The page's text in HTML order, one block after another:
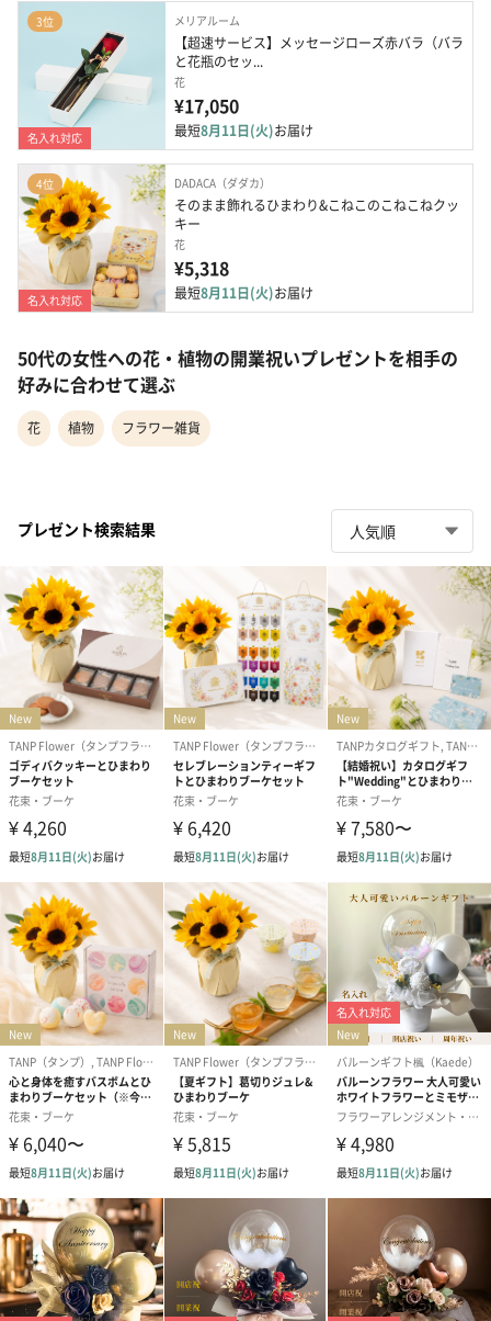
3位
名入れ対応
メリアルーム
【超速サービス】メッセージローズ赤バラ（バラ
と花瓶のセッ...
花
¥17,050
最短8月11日(火)お届け
4位
名入れ対応
DADACA（ダダカ）
そのまま飾れるひまわり&こねこのこねこねクッ
キー
花
¥5,318
最短8月11日(火)お届け
50代の女性への花・植物の開業祝いプレゼントを相手の
好みに合わせて選ぶ
花 植物 フラワー雑貨
プレゼント検索結果